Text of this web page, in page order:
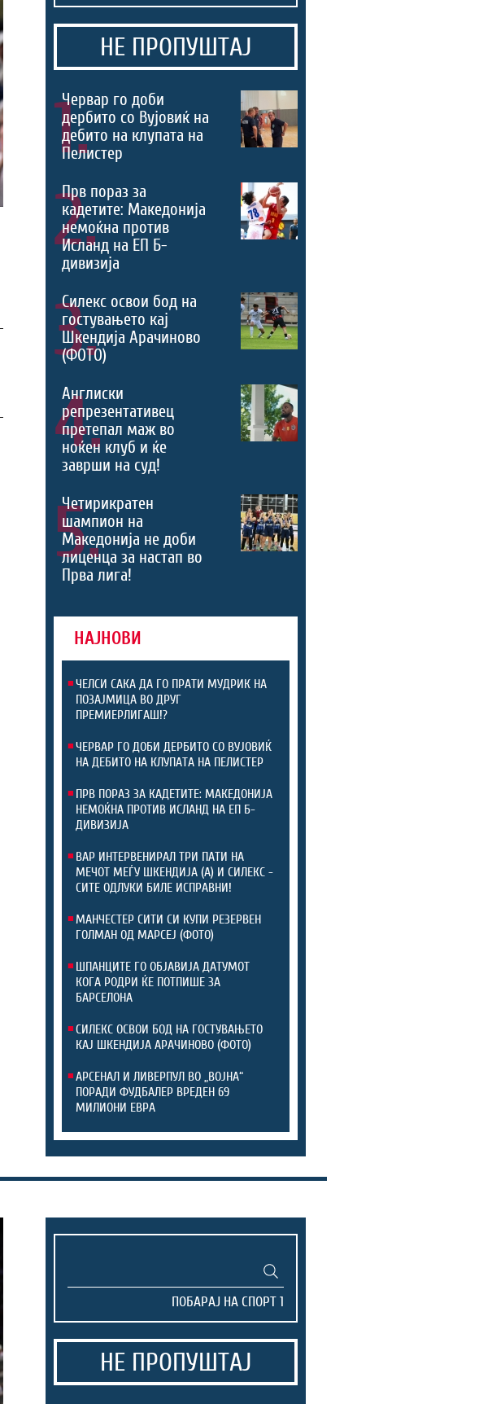
НЕ ПРОПУШТАЈ
1.
Червар го доби
дербито со Вујовиќ на
дебито на клупата на
Пелистер
2.
Прв пораз за
кадетите: Македонија
немоќна против
Исланд на ЕП Б-
дивизија
3.
Силекс освои бод на
гостувањето кај
Шкендија Арачиново
(ФОТО)
4.
Англиски
репрезентативец
претепал маж во
ноќен клуб и ќе
заврши на суд!
5.
Четирикратен
шампион на
Македонија не доби
лиценца за настап во
Прва лига!
НАЈНОВИ
ЧЕЛСИ САКА ДА ГО ПРАТИ МУДРИК НА
ПОЗАЈМИЦА ВО ДРУГ
ПРЕМИЕРЛИГАШ!?
ЧЕРВАР ГО ДОБИ ДЕРБИТО СО ВУЈОВИЌ
НА ДЕБИТО НА КЛУПАТА НА ПЕЛИСТЕР
ПРВ ПОРАЗ ЗА КАДЕТИТЕ: МАКЕДОНИЈА
НЕМОЌНА ПРОТИВ ИСЛАНД НА ЕП Б-
ДИВИЗИЈА
ВАР ИНТЕРВЕНИРАЛ ТРИ ПАТИ НА
МЕЧОТ МЕЃУ ШКЕНДИЈА (А) И СИЛЕКС -
СИТЕ ОДЛУКИ БИЛЕ ИСПРАВНИ!
МАНЧЕСТЕР СИТИ СИ КУПИ РЕЗЕРВЕН
ГОЛМАН ОД МАРСЕЈ (ФОТО)
ШПАНЦИТЕ ГО ОБЈАВИЈА ДАТУМОТ
КОГА РОДРИ ЌЕ ПОТПИШЕ ЗА
БАРСЕЛОНА
СИЛЕКС ОСВОИ БОД НА ГОСТУВАЊЕТО
КАЈ ШКЕНДИЈА АРАЧИНОВО (ФОТО)
АРСЕНАЛ И ЛИВЕРПУЛ ВО „ВОЈНА“
ПОРАДИ ФУДБАЛЕР ВРЕДЕН 69
МИЛИОНИ ЕВРА
НЕ ПРОПУШТАЈ